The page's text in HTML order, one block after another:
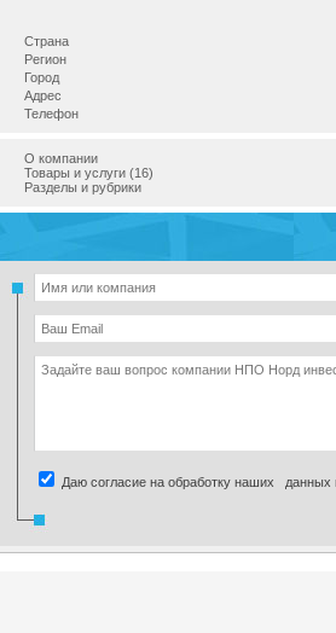
Страна
Регион
Город
Адрес
Телефон
О компании
Товары и услуги (16)
Разделы и рубрики
Даю согласие на обработку наших данных